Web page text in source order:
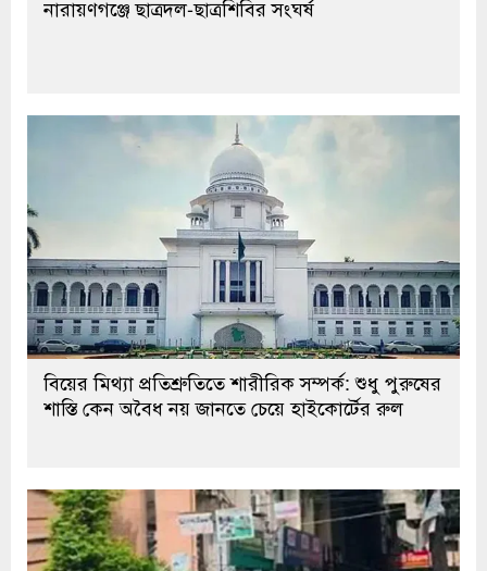
নারায়ণগঞ্জে ছাত্রদল-ছাত্রশিবির সংঘর্ষ
বিয়ের মিথ্যা প্রতিশ্রুতিতে শারীরিক সম্পর্ক: শুধু পুরুষের
শাস্তি কেন অবৈধ নয় জানতে চেয়ে হাইকোর্টের রুল